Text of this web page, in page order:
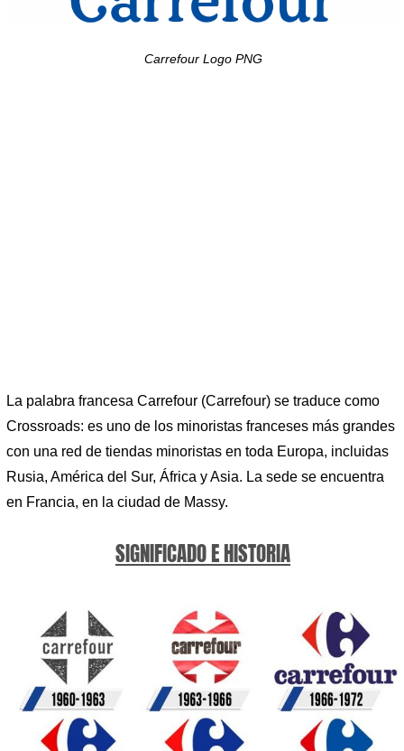
Carrefour Logo PNG
La palabra francesa Carrefour (Carrefour) se traduce como
Crossroads: es uno de los minoristas franceses más grandes
con una red de tiendas minoristas en toda Europa, incluidas
Rusia, América del Sur, África y Asia. La sede se encuentra
en Francia, en la ciudad de Massy.
SIGNIFICADO E HISTORIA